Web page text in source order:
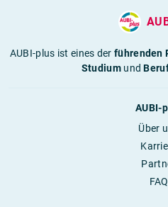
AUBI-plus ist eines derführenden
Studiumund
AUBI-
Über
FAQ